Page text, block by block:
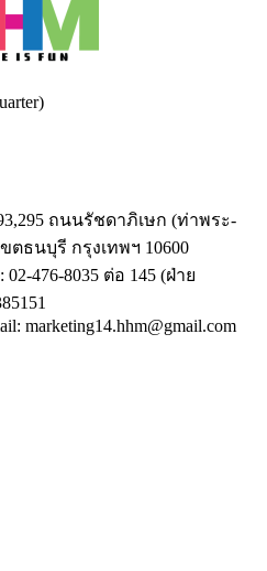
ถนนรัชดาภิเษก (ท่าพระ-
ธนบุรี กรุงเทพฯ 10600
02-476-8035 ต่อ 145 (ฝ่าย
marketing14.hhm@gmail.com